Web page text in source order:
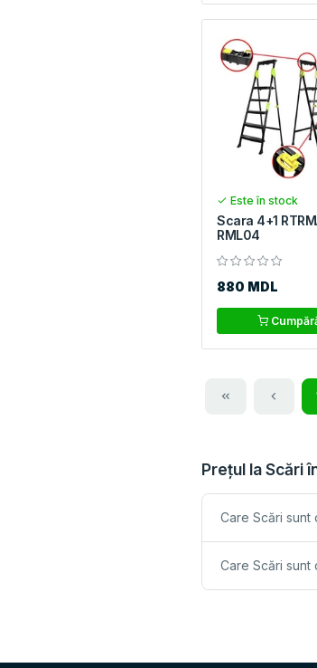
Este în stock
Scara 4+1
RML04
880 MDL
Prețul la Scări
Care Scări sunt
Care Scări sunt